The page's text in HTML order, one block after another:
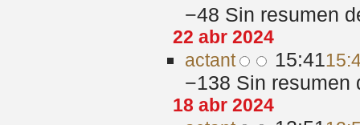
−48 Sin resumen
22 abr 2024
actant 15:41
−138 Sin resumen
18 abr 2024